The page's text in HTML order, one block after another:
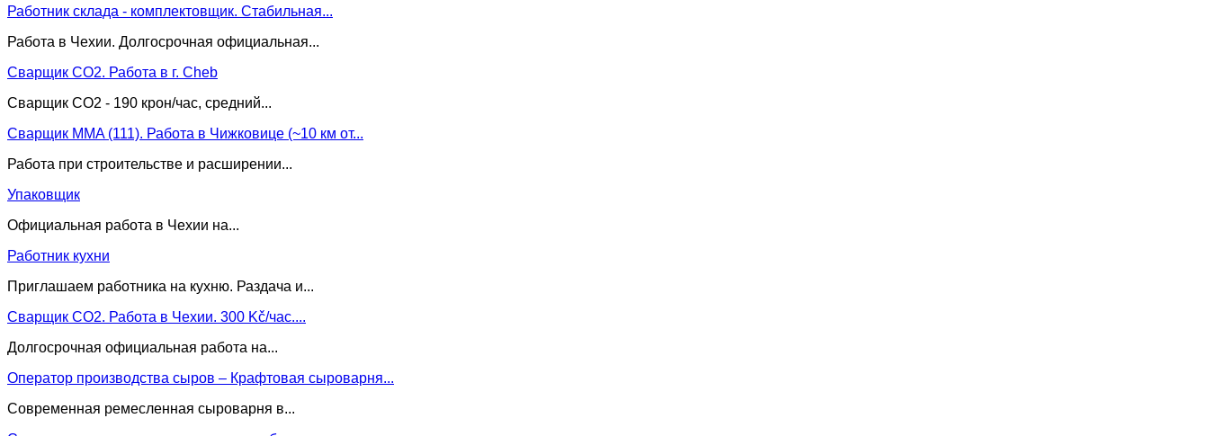
Работник склада - комплектовщик. Стабильная...
Работа в Чехии. Долгосрочная официальная...
Сварщик CO2. Работа в г. Cheb
Сварщик CO2 - 190 крон/час, средний...
Сварщик MMA (111). Работа в Чижковице (~10 км от...
Работа при строительстве и расширении...
Упаковщик
Официальная работа в Чехии на...
Работник кухни
Приглашаем работника на кухню. Раздача и...
Сварщик CO2. Работа в Чехии. 300 Kč/час....
Долгосрочная официальная работа на...
Оператор производства сыров – Крафтовая сыроварня...
Современная ремесленная сыроварня в...